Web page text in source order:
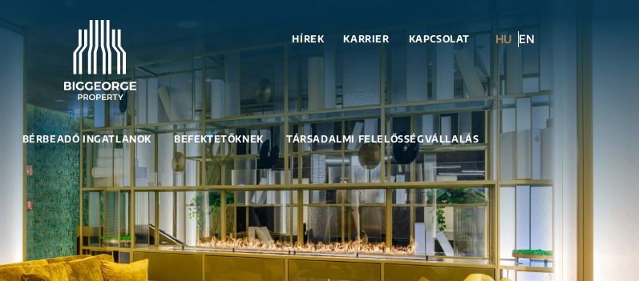
HÍREK KARRIER KAPCSOLAT HU EN
BÉRBEADÓ INGATLANOK BEFEKTETŐKNEK TÁRSADALMI FELELŐSSÉGVÁLLALÁS